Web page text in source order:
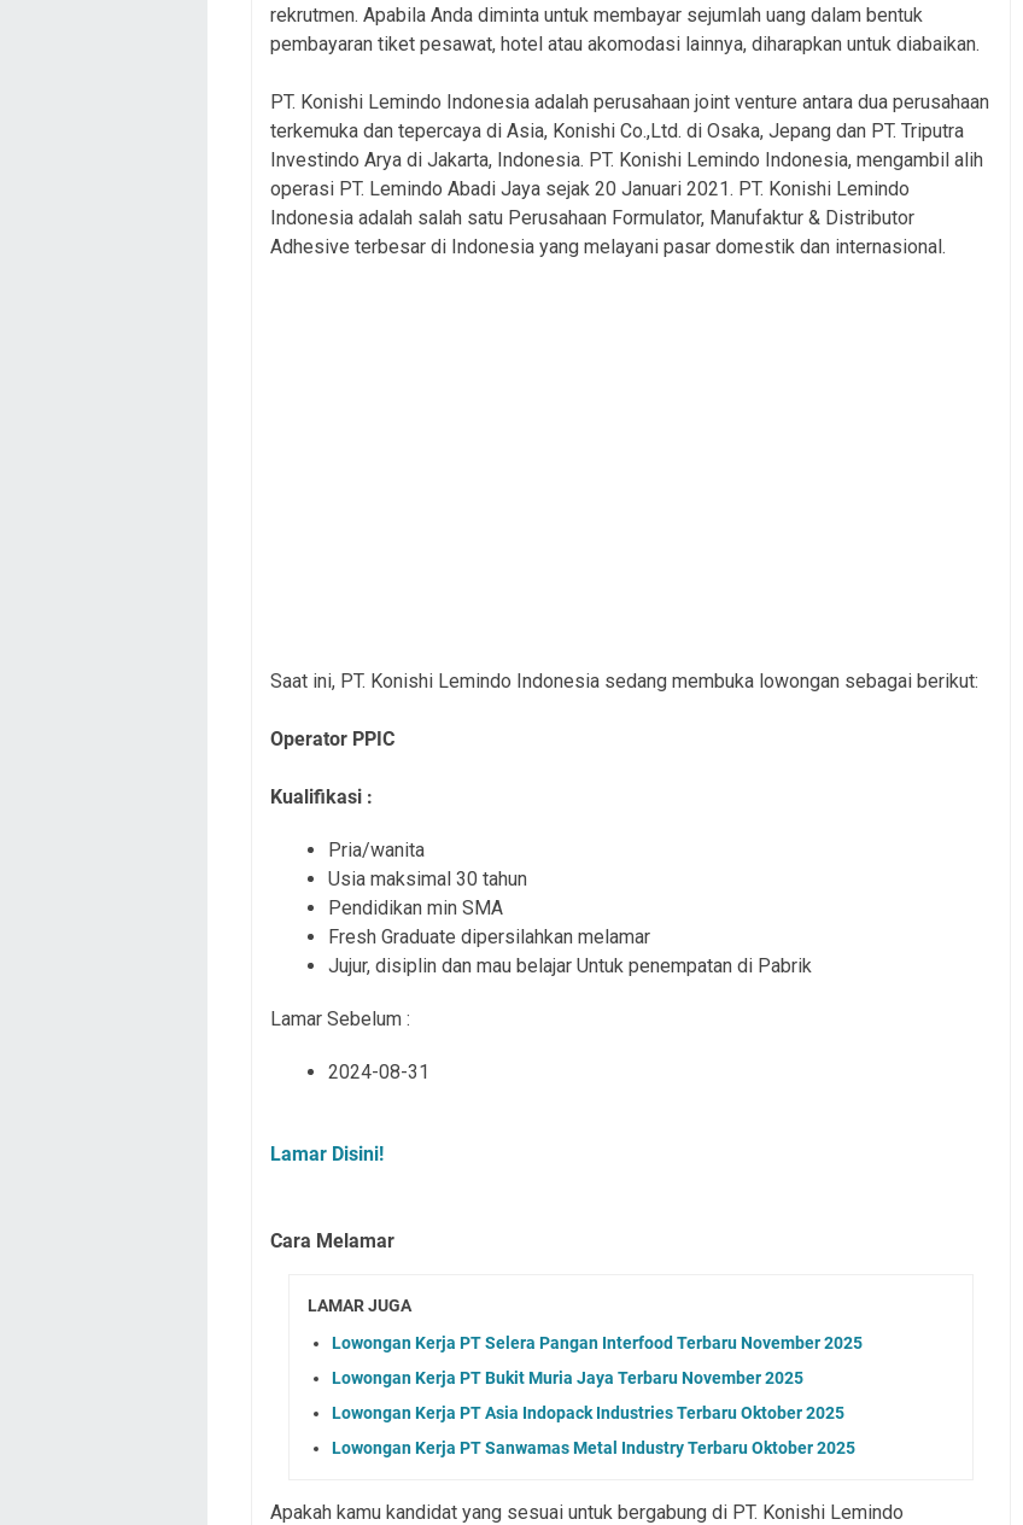
rekrutmen. Apabila Anda diminta untuk membayar sejumlah uang dalam bentuk
pembayaran tiket pesawat, hotel atau akomodasi lainnya, diharapkan untuk diabaikan.
PT. Konishi Lemindo Indonesia adalah perusahaan joint venture antara dua perusahaan
terkemuka dan tepercaya di Asia, Konishi Co.,Ltd. di Osaka, Jepang dan PT. Triputra
Investindo Arya di Jakarta, Indonesia. PT. Konishi Lemindo Indonesia, mengambil alih
operasi PT. Lemindo Abadi Jaya sejak 20 Januari 2021. PT. Konishi Lemindo
Indonesia adalah salah satu Perusahaan Formulator, Manufaktur & Distributor
Adhesive terbesar di Indonesia yang melayani pasar domestik dan internasional.
Saat ini, PT. Konishi Lemindo Indonesia sedang membuka lowongan sebagai berikut:
Operator PPIC
Kualifikasi :
Pria/wanita
Usia maksimal 30 tahun
Pendidikan min SMA
Fresh Graduate dipersilahkan melamar
Jujur, disiplin dan mau belajar Untuk penempatan di Pabrik
Lamar Sebelum :
2024-08-31
Lamar Disini!
Cara Melamar
LAMAR JUGA
Lowongan Kerja PT Selera Pangan Interfood Terbaru November 2025
Lowongan Kerja PT Bukit Muria Jaya Terbaru November 2025
Lowongan Kerja PT Asia Indopack Industries Terbaru Oktober 2025
Lowongan Kerja PT Sanwamas Metal Industry Terbaru Oktober 2025
Apakah kamu kandidat yang sesuai untuk bergabung di PT. Konishi Lemindo